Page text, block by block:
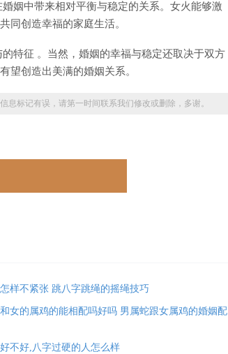
姻中带来相对平衡与稳定的关系。女火能够激
同创造幸福的家庭生活。
特征 。当然，婚姻的幸福与稳定还取决于双方
望创造出美满的婚姻关系。
标记有误，请第一时间联系我们修改或删除，多谢。
样不紧张 跳八字跳绳的摇绳技巧
女的属鸡的能相配吗好吗 男属蛇跟女属鸡的婚姻配
不好,八字过硬的人怎么样